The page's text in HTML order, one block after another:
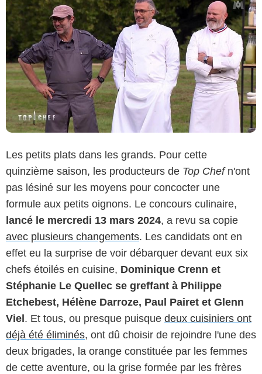
Les petits plats dans les grands. Pour cette
quinzième saison, les producteurs de Top Chefn'ont
pas lésiné sur les moyens pour concocter une
formule aux petits oignons. Le concours culinaire,
lancé le mercredi 13 mars 2024, a revu sa copie
avec plusieurs changements. Les candidats ont en
effet eu la surprise de voir débarquer devant eux six
chefs étoilés en cuisine, Dominique Crenn et
Stéphanie Le Quellec se greffant à Philippe
Etchebest, Hélène Darroze, Paul Pairet et Glenn
Viel. Et tous, ou presque puisque deux cuisiniers ont
déjà été éliminés, ont dû choisir de rejoindre l'une des
deux brigades, la orange constituée par les femmes
de cette aventure, ou la grise formée par les frères